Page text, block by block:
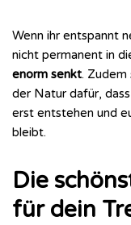
Wenn ihr entspannt
nicht permanent in
enorm senkt. Zudem
der Natur dafür,
erst entstehen und
bleibt.
Die
für dein